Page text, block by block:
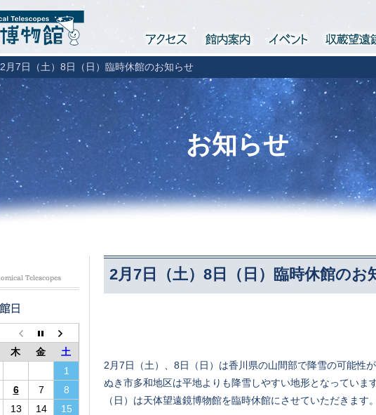
お知らせ
2月7日（土）8日（日）臨時休館のお知らせ
2月7日（土）8日（日）臨時休館のお
2月7日（土）、8日（日）は香川県の山間部で降雪の可能性
ぬき市多和地区は平地よりも降雪しやすい地形となっていま
（日）は天体望遠鏡博物館を臨時休館にさせていただきます。
木 金
土
1
6 7
8
13 14
15